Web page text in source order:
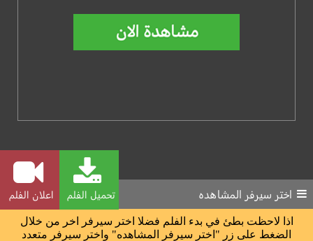
تحميل الفلم اعلان الفلم اختر سيرفر المشاهده
اذا لاحظت بطئ في بدء الفلم فضلا اختر سيرفر اخر من خلال
الضغط على زر "اختر سيرفر المشاهده" واختر سيرفر متعدد